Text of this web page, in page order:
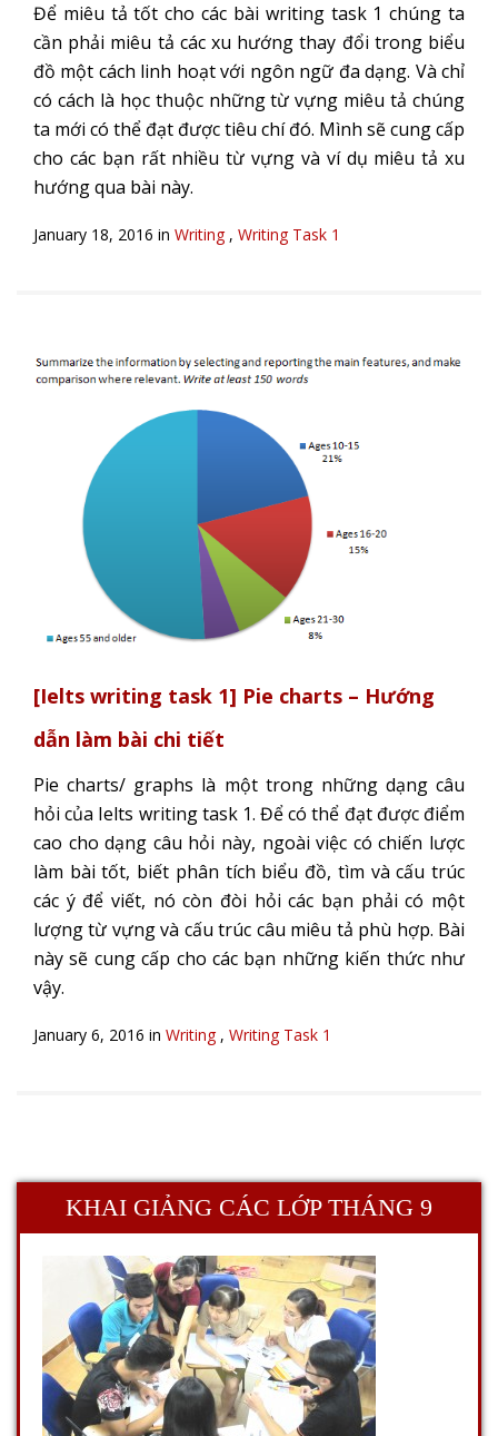
Để miêu tả tốt cho các bài writing task 1 chúng ta
cần phải miêu tả các xu hướng thay đổi trong biểu
đồ một cách linh hoạt với ngôn ngữ đa dạng. Và chỉ
có cách là học thuộc những từ vựng miêu tả chúng
ta mới có thể đạt được tiêu chí đó. Mình sẽ cung cấp
cho các bạn rất nhiều từ vựng và ví dụ miêu tả xu
hướng qua bài này.
January 18, 2016 in Writing, Writing Task 1
[Ielts writing task 1] Pie charts – Hướng
dẫn làm bài chi tiết
Pie charts/ graphs là một trong những dạng câu
hỏi của Ielts writing task 1. Để có thể đạt được điểm
cao cho dạng câu hỏi này, ngoài việc có chiến lược
làm bài tốt, biết phân tích biểu đồ, tìm và cấu trúc
các ý để viết, nó còn đòi hỏi các bạn phải có một
lượng từ vựng và cấu trúc câu miêu tả phù hợp. Bài
này sẽ cung cấp cho các bạn những kiến thức như
vậy.
January 6, 2016 in Writing, Writing Task 1
KHAI GIẢNG CÁC LỚP THÁNG 9